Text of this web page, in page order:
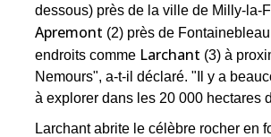
dessous) près de la ville de Milly-la-
Apremont (2) près de
endroits comme Larchant (3) à
Nemours", a-t-il déclaré. "Il y a
à explorer dans les 20 000 hectares
Larchant abrite le célèbre rocher en